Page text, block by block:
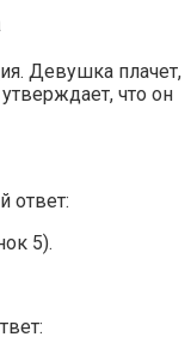
Девушка плачет,
что он
ответ:
5).